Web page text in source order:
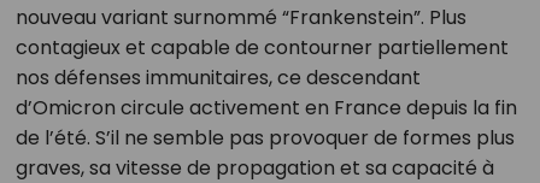
nouveau variant surnommé “Frankenstein”. Plus
contagieux et capable de contourner partiellement
nos défenses immunitaires, ce descendant
d’Omicron circule activement en France depuis la fin
de l’été. S’il ne semble pas provoquer de formes plus
graves, sa vitesse de propagation et sa capacité à